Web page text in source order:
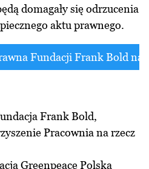
domagały się odrzucenia
aktu prawnego.
Fundacji Frank Bold
Frank Bold,
Pracownia na rzecz
Greenpeace Polska